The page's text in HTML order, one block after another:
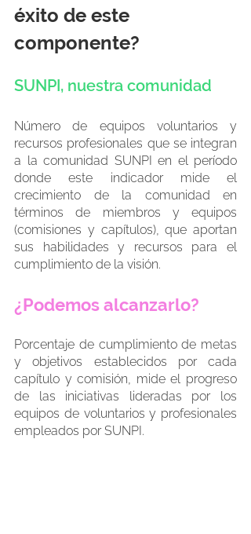
éxito de este
componente?
SUNPI, nuestra comunidad
Número de equipos voluntarios y
recursos profesionales que se integran
a la comunidad SUNPI en el período
donde este indicador mide el
crecimiento de la comunidad en
términos de miembros y equipos
(comisiones y capítulos), que aportan
sus habilidades y recursos para el
cumplimiento de la visión.
¿Podemos alcanzarlo?
Porcentaje de cumplimiento de metas
y objetivos establecidos por cada
capítulo y comisión, mide el progreso
de las iniciativas lideradas por los
equipos de voluntarios y profesionales
empleados por SUNPI.